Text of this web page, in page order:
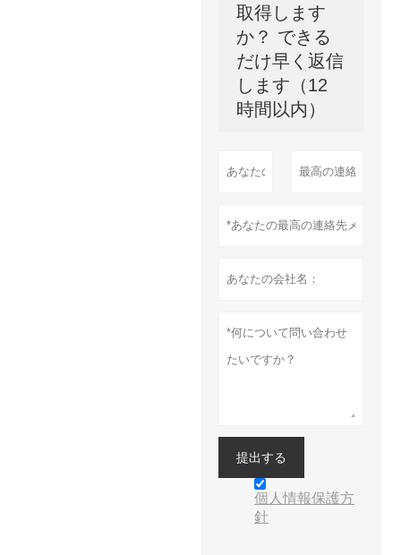
取得します
か？ できる
だけ早く返信
します（12
時間以内）
提出する
個人情報保護方
針